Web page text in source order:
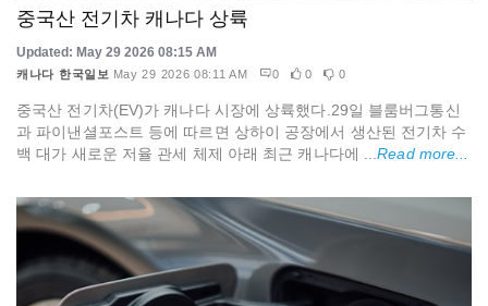
중국산 전기차 캐나다 상륙
Updated: May 29 2026 08:15 AM
캐나다 한국일보 May 29 2026 08:11 AM 0 0 0
중국산 전기차(EV)가 캐나다 시장에 상륙했다.29일 블룸버그통신
과 파이낸셜포스트 등에 따르면 상하이 공장에서 생산된 전기차 수
백 대가 새로운 저율 관세 체제 아래 최근 캐나다에 ...Read more...